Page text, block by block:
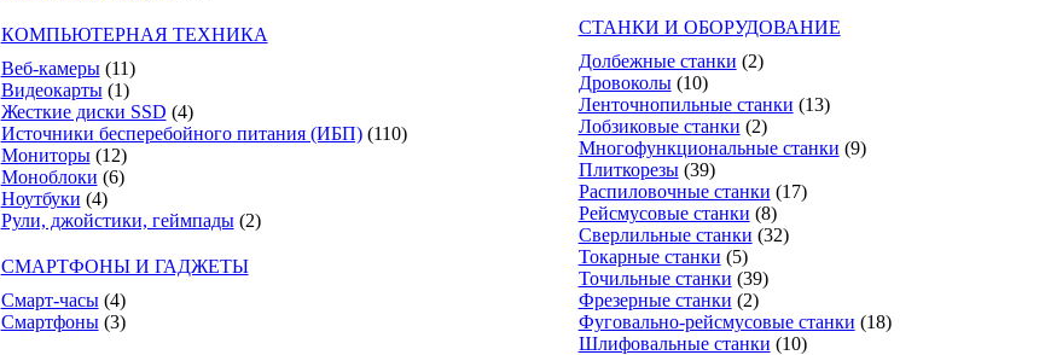
КОМПЬЮТЕРНАЯ ТЕХНИКА
Веб-камеры (11)
Видеокарты (1)
Жесткие диски SSD (4)
Источники бесперебойного питания (ИБП) (110)
Мониторы (12)
Моноблоки (6)
Ноутбуки (4)
Рули, джойстики, геймпады (2)
СМАРТФОНЫ И ГАДЖЕТЫ
Смарт-часы (4)
Смартфоны (3)
СТАНКИ И ОБОРУДОВАНИЕ
Долбежные станки (2)
Дровоколы (10)
Ленточнопильные станки (13)
Лобзиковые станки (2)
Многофункциональные станки (9)
Плиткорезы (39)
Распиловочные станки (17)
Рейсмусовые станки (8)
Сверлильные станки (32)
Токарные станки (5)
Точильные станки (39)
Фрезерные станки (2)
Фуговально-рейсмусовые станки (18)
Шлифовальные станки (10)